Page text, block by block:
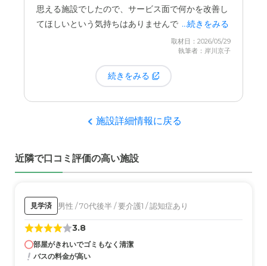
思える施設でしたので、サービス面で何かを改善し
てほしいという気持ちはありませんでした。...続きをみる
取材日：2026/05/29
執筆者：岸川京子
続きをみる
施設詳細情報に戻る
近隣で口コミ評価の高い施設
見学済 男性 / 70代後半 / 要介護1 / 認知症あり
3.8
部屋がきれいでゴミもなく清潔
バスの料金が高い